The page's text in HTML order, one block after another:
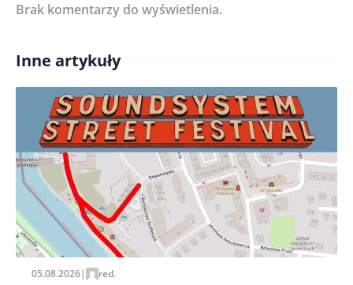
Treść komentarza*
Imię/ Nick*
Zapamiętaj moje dane w tej przeglądarce podczas
pisania kolejnych komentarzy.
Brak komentarzy do wyświetlenia.
Inne artykuły
05.08.2026| red.